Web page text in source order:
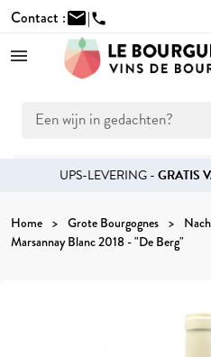
Contact :mail|phone
UPS-LEVERING -GRATIS
Home Grote Bourgognes
Marsannay Blanc 2018 - "De Berg"